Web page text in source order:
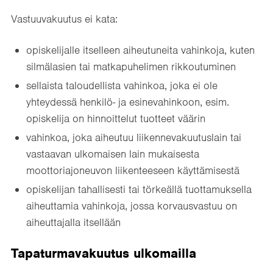
Vastuuvakuutus ei kata:
opiskelijalle itselleen aiheutuneita vahinkoja, kuten
silmälasien tai matkapuhelimen rikkoutuminen
sellaista taloudellista vahinkoa, joka ei ole
yhteydessä henkilö- ja esinevahinkoon, esim.
opiskelija on hinnoittelut tuotteet väärin
vahinkoa, joka aiheutuu liikennevakuutuslain tai
vastaavan ulkomaisen lain mukaisesta
moottoriajoneuvon liikenteeseen käyttämisestä
opiskelijan tahallisesti tai törkeällä tuottamuksella
aiheuttamia vahinkoja, jossa korvausvastuu on
aiheuttajalla itsellään
Tapaturmavakuutus ulkomailla